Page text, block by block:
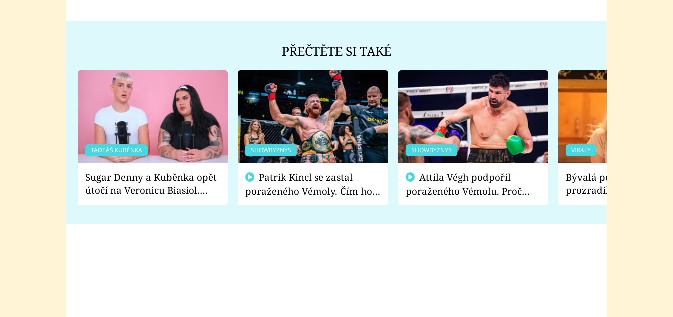
PŘEČTĚTE SI TAKÉ
TADEÁŠ KUBĚNKA
Sugar Denny a Kuběnka opět
útočí na Veronicu Biasiol.
Proč je podle nich falešná a
SHOWBYZNYS
poraženého Vémoly. Čím ho
fanoušci naštvali?
SHOWBYZNYS
poraženého Vémolu. Proč
chce raději zápasit s ním než
VIRÁLY
Bývalá pornoherečka
prozradila, co ji
natáčení Euforie.